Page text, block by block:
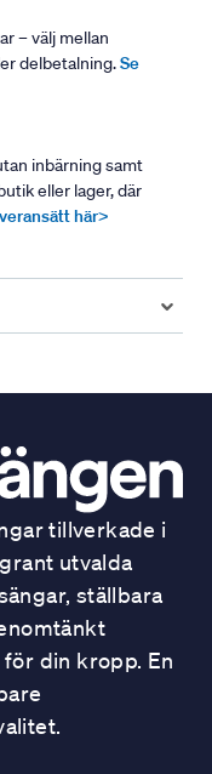
– välj mellan
delbetalning.Se
inbärning samt
eller lager, där
här>
tillverkade i
utvalda
ställbara
din kropp. En